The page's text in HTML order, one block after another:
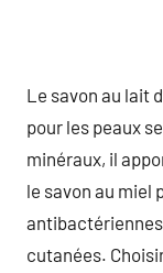
Le savon au lait
pour les peaux
minéraux, il
le savon au miel
cutanées.